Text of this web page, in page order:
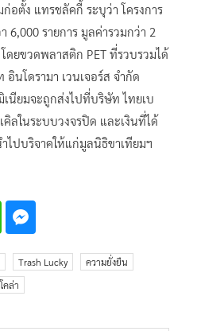
อตั้ง แทรชลัคกี้ ระบุว่า โครงการ
6,000 รายการ มูลค่ารวมกว่า 2
ดยขวดพลาสติก PET ที่รวบรวมได้
อินโดรามา เวนเจอร์ส จำกัด
นียมจะถูกส่งไปที่บริษัท ไทยเบ
คิลในระบบวงจรปิด และเงินที่ได้
ไปบริจาคให้แก่มูลนิธิขาเทียมฯ
Trash Lucky
ความยั่งยืน
คล่า